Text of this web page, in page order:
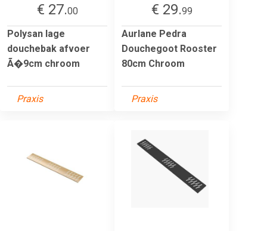
€ 27.00
Polysan lage
douchebak afvoer
Ã�9cm chroom
Praxis
€ 29.99
Aurlane Pedra
Douchegoot Rooster
80cm Chroom
Praxis